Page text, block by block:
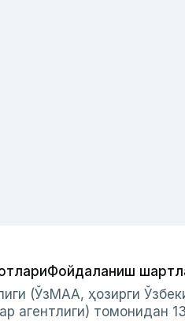
Фойдаланиш
(ЎзМАА, ҳозирги
томонидан